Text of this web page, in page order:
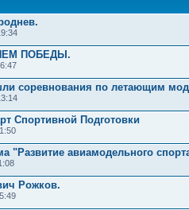
ПОБЕДЫ.
соревнования по летающим
Спортивной Подготовки
"Развитие авиамодельного
Рожков.